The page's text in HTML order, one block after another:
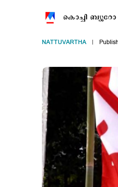
കൊച്ചി ബ്യൂറോ
NATTUVARTHA